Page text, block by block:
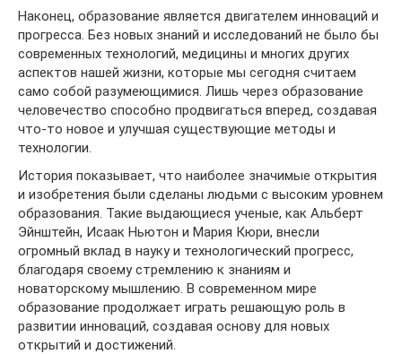
Наконец, образование является двигателем инноваций и
прогресса. Без новых знаний и исследований не было бы
современных технологий, медицины и многих других
аспектов нашей жизни, которые мы сегодня считаем
само собой разумеющимися. Лишь через образование
человечество способно продвигаться вперед, создавая
что-то новое и улучшая существующие методы и
технологии.
История показывает, что наиболее значимые открытия
и изобретения были сделаны людьми с высоким уровнем
образования. Такие выдающиеся ученые, как Альберт
Эйнштейн, Исаак Ньютон и Мария Кюри, внесли
огромный вклад в науку и технологический прогресс,
благодаря своему стремлению к знаниям и
новаторскому мышлению. В современном мире
образование продолжает играть решающую роль в
развитии инноваций, создавая основу для новых
открытий и достижений.